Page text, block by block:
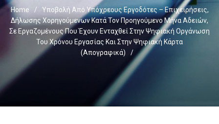
Home /
Υποβολή Από Υπόχρεους Εργοδότες – Επιχειρήσεις,
Δήλωσης Χορηγούμενων Κατά Τον Προηγούμενο Μήνα Αδειών,
Σε Εργαζομένους Που Έχουν Ενταχθεί Στην Ψηφιακή Οργάνωση
Του Χρόνου Εργασίας Και Στην Ψηφιακή Κάρτα
(απογραφικά)
/